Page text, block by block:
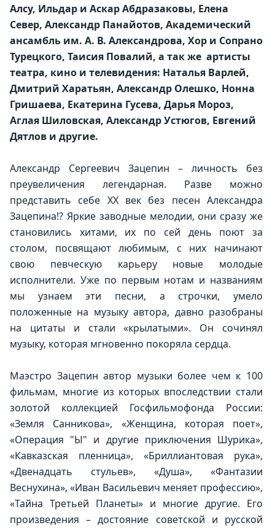
Алсу, Ильдар и Аскар Абдразаковы, Елена
Север, Александр Панайотов, Академический
ансамбль им. А. В. Александрова, Хор и Сопрано
Турецкого, Таисия Повалий, а так же  артисты
театра, кино и телевидения: Наталья Варлей,
Дмитрий Харатьян, Александр Олешко, Нонна
Гришаева, Екатерина Гусева, Дарья Мороз,
Аглая Шиловская, Александр Устюгов, Евгений
Дятлов и другие.
Александр Сергеевич Зацепин – личность без
преувеличения легендарная. Разве можно
представить себе XX век без песен Александра
Зацепина!? Яркие заводные мелодии, они сразу же
становились хитами, их по сей день поют за
столом, посвящают любимым, с них начинают
свою певческую карьеру новые молодые
исполнители. Уже по первым нотам и названиям
мы узнаем эти песни, а строчки, умело
положенные на музыку автора, давно разобраны
на цитаты и стали «крылатыми». Он сочинял
музыку, которая мгновенно покоряла сердца.
Маэстро Зацепин автор музыки более чем к 100
фильмам, многие из которых впоследствии стали
золотой коллекцией Госфильмофонда России:
«Земля Санникова», «Женщина, которая поет»,
«Операция "Ы" и другие приключения Шурика»,
«Кавказская пленница», «Бриллиантовая рука»,
«Двенадцать стульев», «Душа», «Фантазии
Веснухина», «Иван Васильевич меняет профессию»,
«Тайна Третьей Планеты» и многие другие. Его
произведения – достояние советской и русской